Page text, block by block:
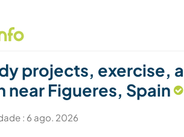
viagem
projects, exercise,
Figueres, Spain
: 6 ago. 2026